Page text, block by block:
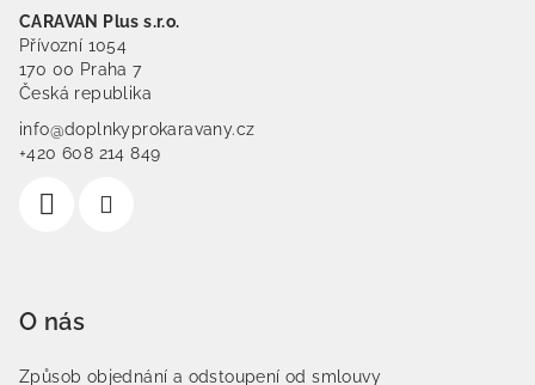
CARAVAN Plus s.r.o.
Přívozní 1054
170 00 Praha 7
Česká republika
info@doplnkyprokaravany.cz
+420 608 214 849
O nás
Způsob objednání a odstoupení od smlouvy